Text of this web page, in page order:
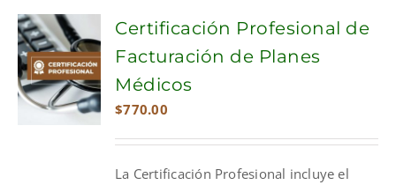
ADD TO
CART
Certificación Profesional de
Facturación de Planes
Médicos
$770.00
La Certificación Profesional incluye el